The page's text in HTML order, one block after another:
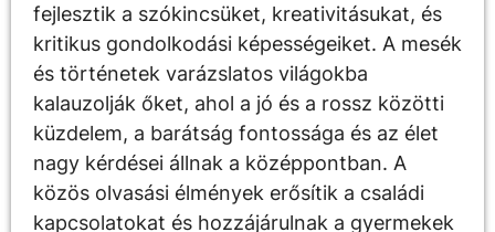
fejlesztik a szókincsüket, kreativitásukat, és
kritikus gondolkodási képességeiket. A mesék
és történetek varázslatos világokba
kalauzolják őket, ahol a jó és a rossz közötti
küzdelem, a barátság fontossága és az élet
nagy kérdései állnak a középpontban. A
közös olvasási élmények erősítik a családi
kapcsolatokat és hozzájárulnak a gyermekek